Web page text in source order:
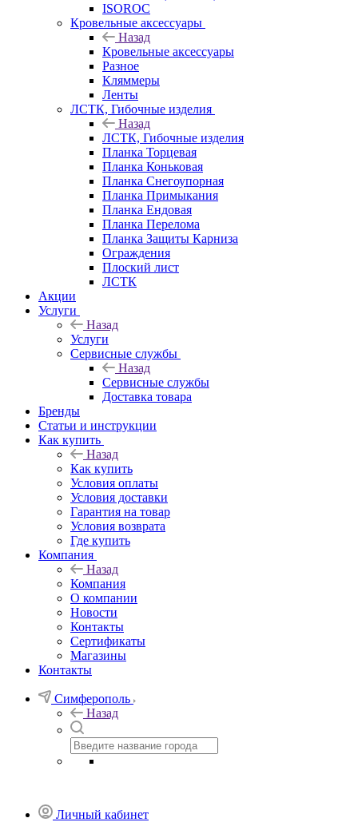
ISOROC
Кровельные аксессуары
Назад
Кровельные аксессуары
Разное
Кляммеры
Ленты
ЛСТК, Гибочные изделия
Назад
ЛСТК, Гибочные изделия
Планка Торцевая
Планка Коньковая
Планка Снегоупорная
Планка Примыкания
Планка Ендовая
Планка Перелома
Планка Защиты Карниза
Ограждения
Плоский лист
ЛСТК
Акции
Услуги
Назад
Услуги
Сервисные службы
Назад
Сервисные службы
Доставка товара
Бренды
Статьи и инструкции
Как купить
Назад
Как купить
Условия оплаты
Условия доставки
Гарантия на товар
Условия возврата
Где купить
Компания
Назад
Компания
О компании
Новости
Контакты
Сертификаты
Магазины
Контакты
Симферополь
Назад
Личный кабинет